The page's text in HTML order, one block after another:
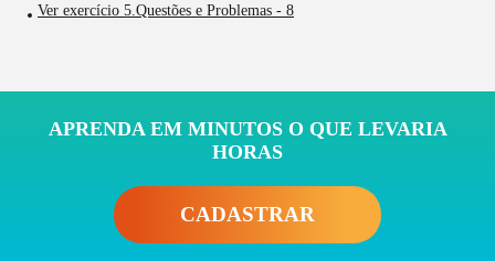
Ver exercício 5.Questões e Problemas - 8
APRENDA EM MINUTOS O QUE LEVARIA
HORAS
CADASTRAR